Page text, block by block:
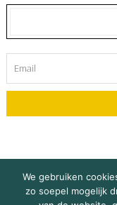
© Copyright 2019
We gebruiken
zo soepel mogelijk